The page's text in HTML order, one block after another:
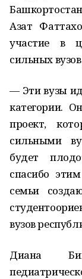
Азат
участие в
сильных
— Эти вузы
категории.
проект,
сильными
будет
спасибо
семьи
вузов
Диана